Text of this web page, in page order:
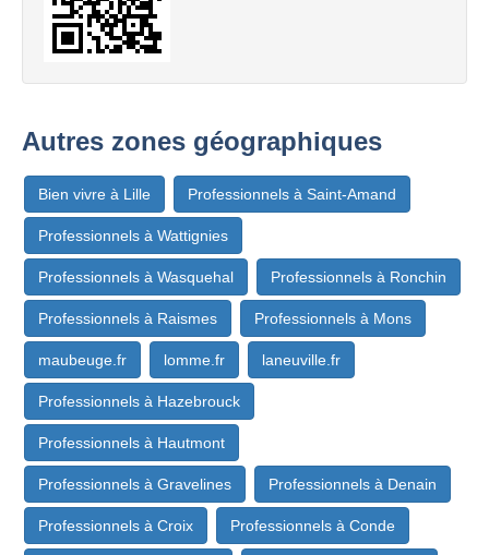
Autres zones géographiques
Bien vivre à Lille Professionnels à Saint-Amand
Professionnels à Wattignies
Professionnels à Wasquehal Professionnels à Ronchin
Professionnels à Raismes Professionnels à Mons
maubeuge.fr lomme.fr laneuville.fr
Professionnels à Hazebrouck
Professionnels à Hautmont
Professionnels à Gravelines Professionnels à Denain
Professionnels à Croix Professionnels à Conde